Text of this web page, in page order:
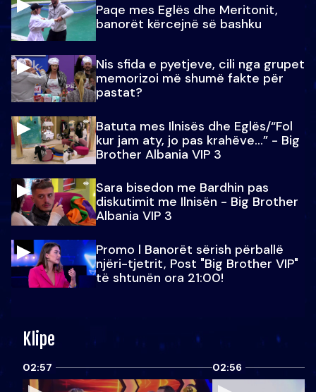
Paqe mes Eglës dhe Meritonit,
banorët kërcejnë së bashku
Nis sfida e pyetjeve, cili nga grupet
memorizoi më shumë fakte për
pastat?
Batuta mes Ilnisës dhe Eglës/“Fol
kur jam aty, jo pas krahëve…” - Big
Brother Albania VIP 3
Sara bisedon me Bardhin pas
diskutimit me Ilnisën - Big Brother
Albania VIP 3
Promo l Banorët sërish përballë
njëri-tjetrit, Post "Big Brother VIP"
të shtunën ora 21:00!
Klipe
02:57 02:56